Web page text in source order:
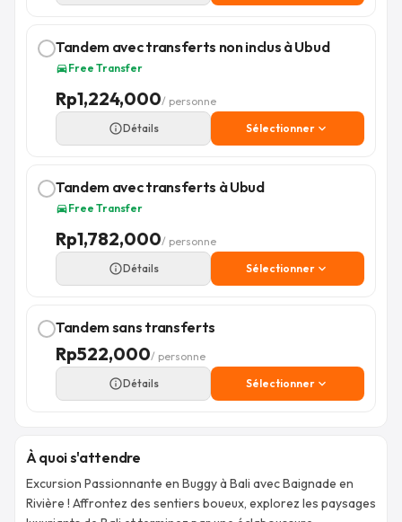
Tandem avec transferts non inclus à Ubud
directions_carFree Transfer
Rp1,224,000/ personne
info_outlineDétails Sélectionner expand_more
Tandem avec transferts à Ubud
directions_carFree Transfer
Rp1,782,000/ personne
info_outlineDétails Sélectionner expand_more
Tandem sans transferts
Rp522,000/ personne
info_outlineDétails Sélectionner expand_more
À quoi s'attendre
Excursion Passionnante en Buggy à Bali avec Baignade en
Rivière ! Affrontez des sentiers boueux, explorez les paysages